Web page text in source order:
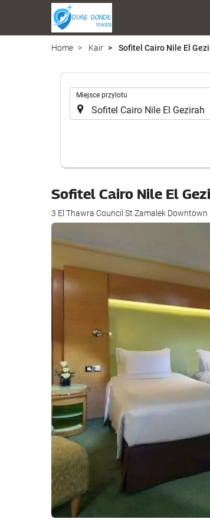
Home Kair Sofitel Cairo Nile El
Miejsce przylotu
Sofitel Cairo Nile El
3 El Thawra Council St Zamalek Downtown